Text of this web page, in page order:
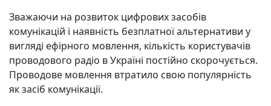
Зважаючи на розвиток цифрових засобів
комунікацій і наявність безплатної альтернативи у
вигляді ефірного мовлення, кількість користувачів
проводового радіо в Україні постійно скорочується.
Проводове мовлення втратило свою популярність
як засіб комунікації.